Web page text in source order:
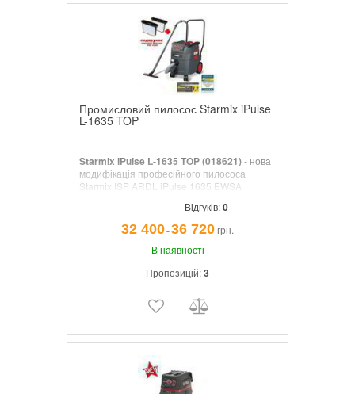
Промисловий пилосос Starmix iPulse
L-1635 TOP
Starmix iPulse L-1635 TOP (018621)- нова
модифікація професійного пилососа
Starmix ISP ARDL iPulse 1635 EWSA
характеристиками сили всмоктування:
розрідження (280 мбар), витрата повітря
(75 л/сек).
Відгуків:0
32 400¯36 720грн.
В наявності
Пропозицій:3